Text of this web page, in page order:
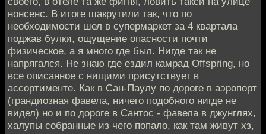
нонсенс. В итоге шакрутили так, что по
необходимости шел в супермаркет за 4 квартала
поджав булки, ощущение опасности почти
физическое, а я много где был. Нигде так не
напрягался. Не знаю где ездил камрад Offspring, но
все описанное с нищими присутствует в
ассортименте. Как в Сан-Паулу по дороге в аэропорт
(грандиозная фавела, ничего подобного нигде не
видел) но и по дороге в Сантос - фавела в джунглях,
халупы собранные из чего попало, как там живут хз,